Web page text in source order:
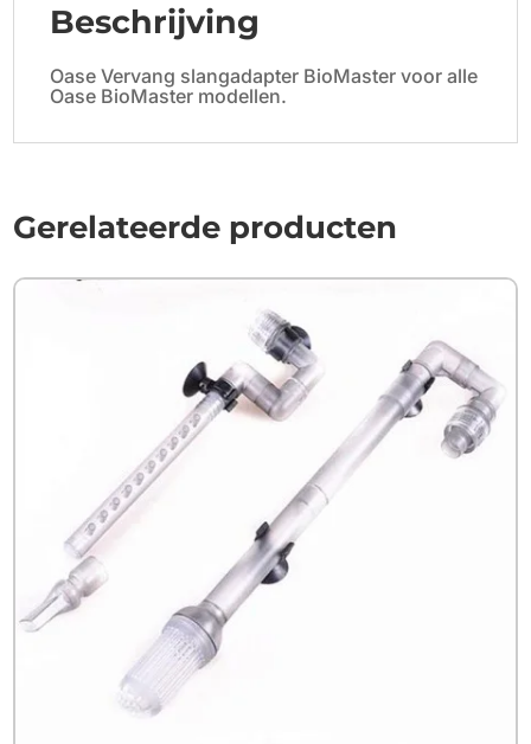
Beschrijving
Oase Vervang slangadapter BioMaster voor alle
Oase BioMaster modellen.
Gerelateerde producten